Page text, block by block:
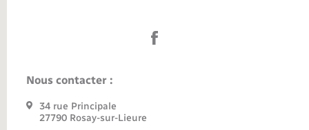
Nous contacter :
34 rue Principale
27790 Rosay-sur-Lieure